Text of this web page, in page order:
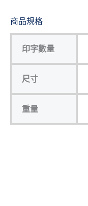
商品規格
印字數量
尺寸
重量